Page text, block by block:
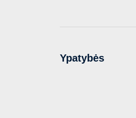
Ypatybės